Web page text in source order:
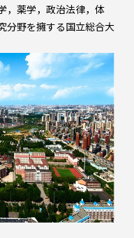
，薬学，政治法律，体
分野を擁する国立総合大